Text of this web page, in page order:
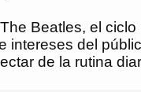
Beatles, el
intereses del
de la rutina